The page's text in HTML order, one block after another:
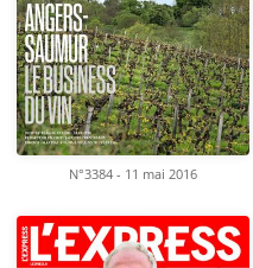
N°3384 - 11 mai 2016